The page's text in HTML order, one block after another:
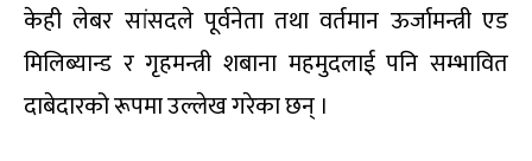
केही लेबर सांसदले पूर्वनेता तथा वर्तमान ऊर्जामन्त्री एड
मिलिब्यान्ड र गृहमन्त्री शबाना महमुदलाई पनि सम्भावित
दाबेदारको रूपमा उल्लेख गरेका छन् ।